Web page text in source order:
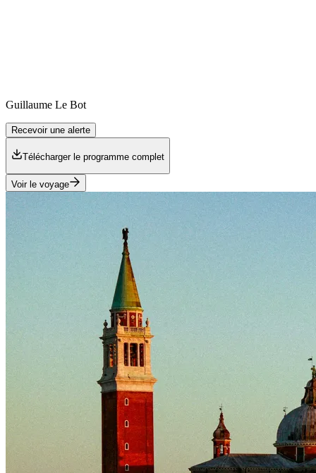
Guillaume Le Bot
Recevoir une alerte
Télécharger le programme complet
Voir le voyage